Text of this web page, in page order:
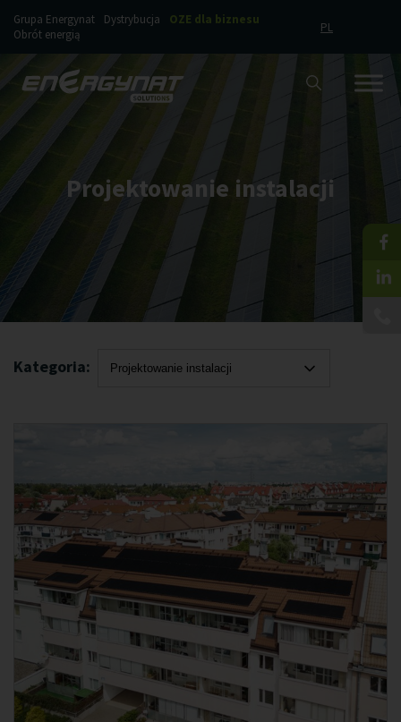
Grupa Energynat Dystrybucja
OZE dla biznesu
Obrót energią
PL
Projektowanie instalacji
Kategoria: Projektowanie instalacji